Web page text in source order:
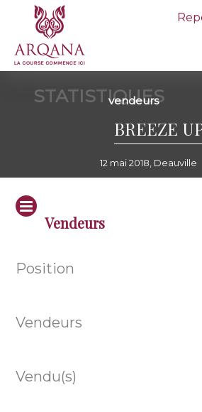
STATISTIQUES
vendeurs
BREEZE
12 mai 2018, Deauville
Vendeurs